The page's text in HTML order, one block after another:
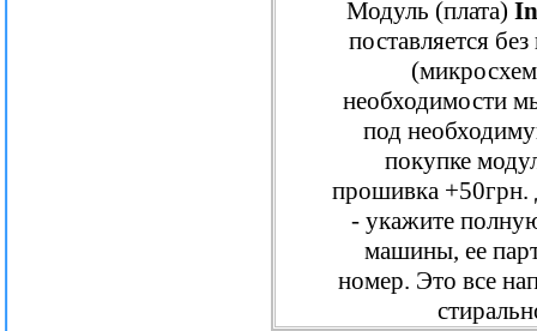
Модуль (плата)
поставляется
необходимости
под
покупке
прошивка
- укажите
машины, ее
номер. Это все